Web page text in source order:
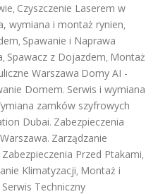
, Czyszczenie Laserem w
wymiana i montaż rynien,
, Spawanie i Naprawa
, Spawacz z Dojazdem, Montaż
Warszawa Domy AI -
Domem. Serwis i wymiana
zamków szyfrowych
Dubai. Zabezpieczenia
. Zarządzanie
Zabezpieczenia Przed Ptakami,
Klimatyzacji, Montaż i
Serwis Techniczny